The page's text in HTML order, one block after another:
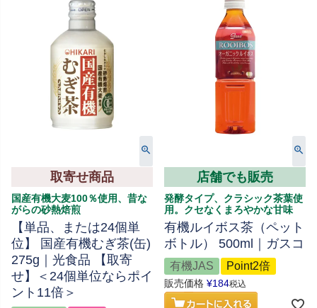
取寄せ商品
国産有機大麦100％使用、昔な
がらの砂熱焙煎
【単品、または24個単
位】 国産有機むぎ茶(缶)
275g｜光食品 【取寄
せ】＜24個単位ならポイ
ント11倍＞
店舗でも販売
発酵タイプ、クラシック茶葉使
用。クセなくまろやかな甘味
有機ルイボス茶（ペット
ボトル） 500ml｜ガスコ
有機JAS Point2倍
販売価格 ¥184税込